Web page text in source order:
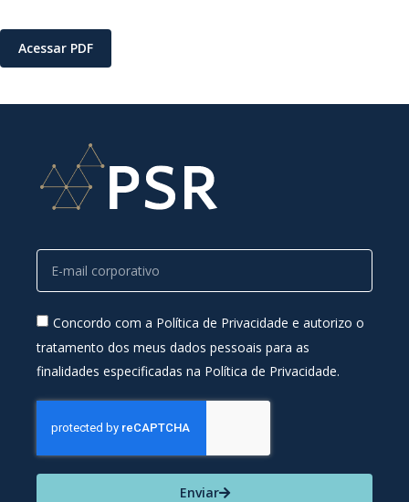
Acessar PDF
Concordo com a Política de Privacidade e autorizo o
tratamento dos meus dados pessoais para as
finalidades especificadas na Política de Privacidade.
Enviar